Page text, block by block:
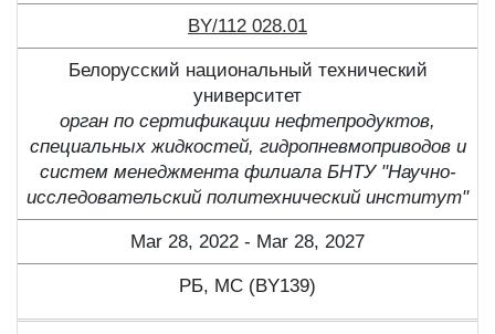
BY/112 028.01
Белорусский национальный технический
университет
орган по сертификации нефтепродуктов,
специальных жидкостей, гидропневмоприводов и
систем менеджмента филиала БНТУ "Научно-
исследовательский политехнический институт"
Mar 28, 2022 - Mar 28, 2027
РБ, МС (BY139)